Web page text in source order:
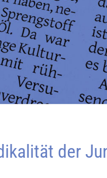
der